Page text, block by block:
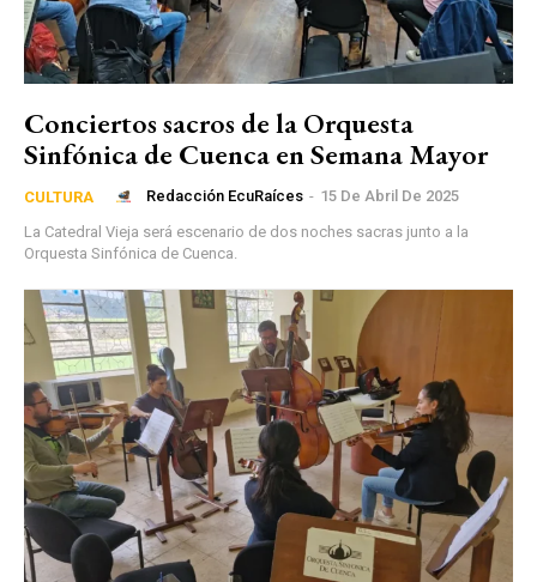
Conciertos sacros de la Orquesta
Sinfónica de Cuenca en Semana Mayor
CULTURA Redacción EcuRaíces - 15 De Abril De 2025
La Catedral Vieja será escenario de dos noches sacras junto a la
Orquesta Sinfónica de Cuenca.